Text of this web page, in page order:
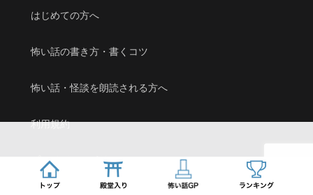
はじめての方へ
怖い話の書き方・書くコツ
怖い話・怪談を朗読される方へ
利用規約
プライバシーポリシー